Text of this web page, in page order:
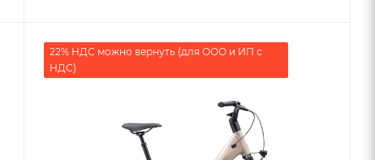
22% НДС можно вернуть (для ООО и ИП с
НДС)